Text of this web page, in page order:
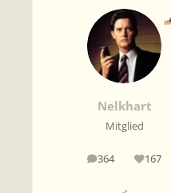
Nelkhart
Mitglied
364
Beiträge 167